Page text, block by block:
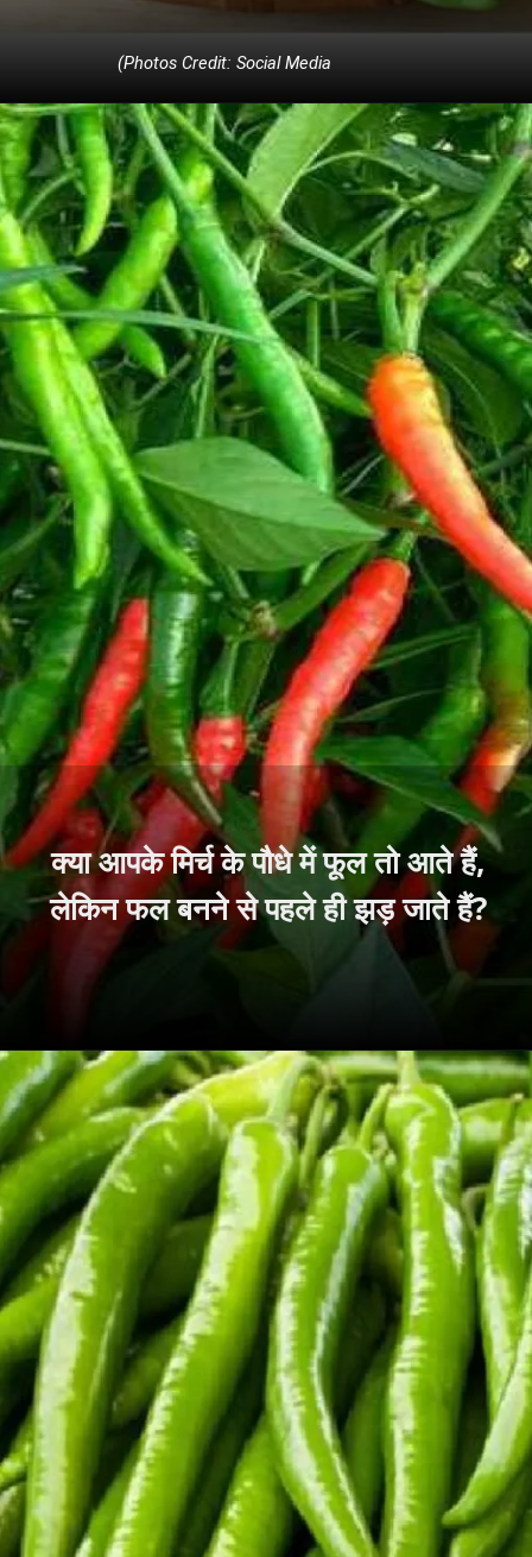
(Photos Credit: Social Media
क्या आपके मिर्च के पौधे में फूल तो आते हैं,
लेकिन फल बनने से पहले ही झड़ जाते हैं?